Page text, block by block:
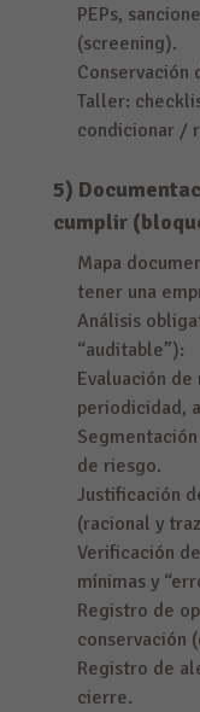
PEPs,
(screening).
Conservación
Taller:
condicionar /
5)
cumplir
Mapa
tener una
Análisis
“auditable”):
Evaluación
periodicidad,
de riesgo.
Justificación
(racional y
Verificación
mínimas y
Registro de
conservación
Registro de
cierre.